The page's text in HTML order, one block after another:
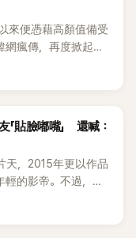
來便憑藉高顏值備受
瘋傳，再度掀起熱
比照片還漂亮！」
貼臉嘟嘴」 還喊：
天，2015年更以作品
的影帝。不過，他
創，後續又牽扯與男